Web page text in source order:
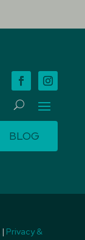
BLOG
| Privacy &